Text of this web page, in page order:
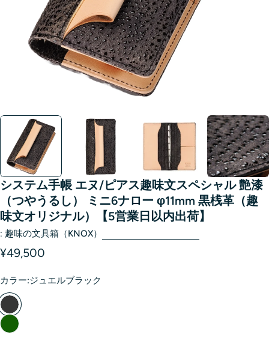
システム手帳 エヌ/ピアス趣味文スペシャル 艶漆
（つやうるし） ミニ6ナロー φ11mm 黒桟革（趣
味文オリジナル）【5営業日以内出荷】
: 趣味の文具箱（KNOX）
¥49,500
カラー:ジュエルブラック